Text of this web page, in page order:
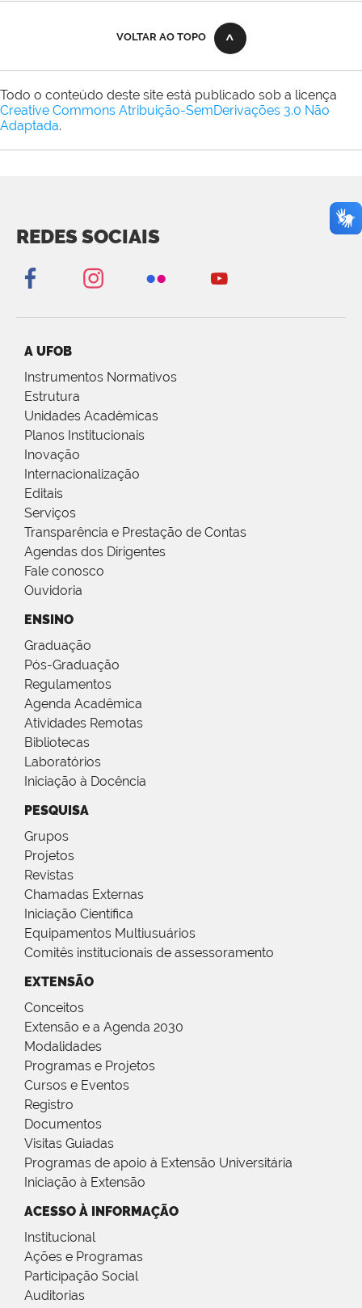
VOLTAR AO TOPO
Todo o conteúdo deste site está publicado sob a licença
Creative Commons Atribuição-SemDerivações 3.0 Não
Adaptada.
REDES SOCIAIS
A UFOB
Instrumentos Normativos
Estrutura
Unidades Acadêmicas
Planos Institucionais
Inovação
Internacionalização
Editais
Serviços
Transparência e Prestação de Contas
Agendas dos Dirigentes
Fale conosco
Ouvidoria
ENSINO
Graduação
Pós-Graduação
Regulamentos
Agenda Acadêmica
Atividades Remotas
Bibliotecas
Laboratórios
Iniciação à Docência
PESQUISA
Grupos
Projetos
Revistas
Chamadas Externas
Iniciação Científica
Equipamentos Multiusuários
Comitês institucionais de assessoramento
EXTENSÃO
Conceitos
Extensão e a Agenda 2030
Modalidades
Programas e Projetos
Cursos e Eventos
Registro
Documentos
Visitas Guiadas
Programas de apoio à Extensão Universitária
Iniciação à Extensão
ACESSO À INFORMAÇÃO
Institucional
Ações e Programas
Participação Social
Auditorias